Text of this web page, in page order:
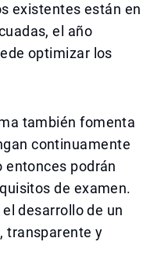
existentes están en
el año
optimizar los
también fomenta
continuamente
entonces podrán
de examen.
desarrollo de un
transparente y